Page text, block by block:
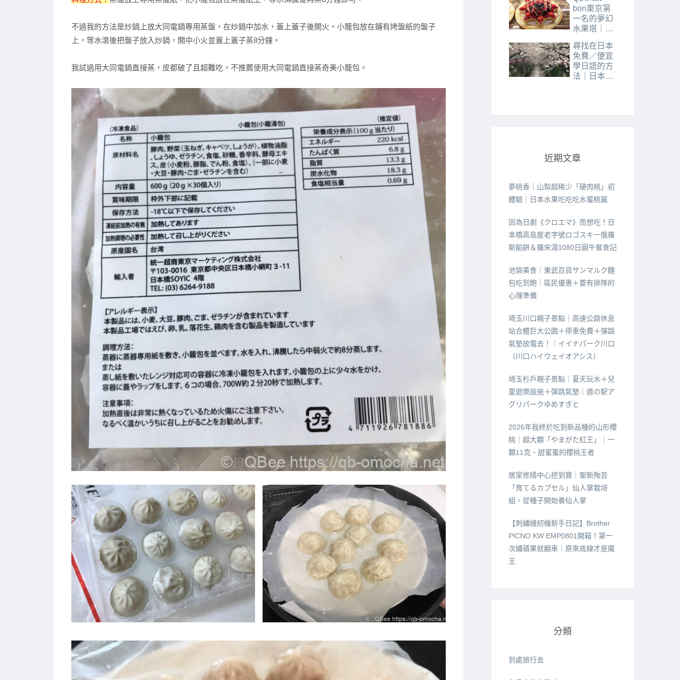
不過我的方法是炒鍋上放大同電鍋專用蒸盤，在炒鍋中加水，蓋上蓋子後開火。小籠包放在鋪有烤盤紙的盤子
上，等水滾後把盤子放入炒鍋，開中小火並蓋上蓋子蒸8分鐘。
我試過用大同電鍋直接蒸，皮都破了且超難吃，不推薦使用大同電鍋直接蒸奇美小籠包。
bon東京第
一名的夢幻
水果塔｜
塔下午茶推
薦
尋找在日本
免費／便宜
學日語的方
法｜日本社
近期文章
夢桃香｜山梨超稀少「硬肉桃」初
體驗｜日本水果吃吃吃水蜜桃篇
因為日劇《クロエマ》而想吃！日
本橋高島屋老字號ロゴスキー俄羅
斯餡餅＆羅宋湯1080日圓午餐食記
池袋美食｜東武百貨サンマルク麵
包吃到飽｜區民優惠＋要有排隊的
心理準備
埼玉川口親子景點｜高速公路休息
站合體巨大公園＋停車免費＋彈跳
氣墊放電去！｜イイナパーク川口
（川口ハイウェイオアシス）
埼玉杉戶親子景點｜夏天玩水＋兒
童遊樂設施＋彈跳氣墊｜道の駅ア
グリパークゆめすぎと
2026年我終於吃到新品種的山形櫻
桃｜超大顆「やまがた紅王」｜一
顆11克、甜蜜蜜的櫻桃王者
居家修繕中心挖到寶｜聖新陶芸
「育てるカプセル」仙人掌栽培
組，從種子開始養仙人掌
【刺繡縫紉機新手日記】Brother
PICNO KW EMP0801開箱！第一
次繡蘋果就翻車｜原來底線才是魔
王
分類
到處旅行去